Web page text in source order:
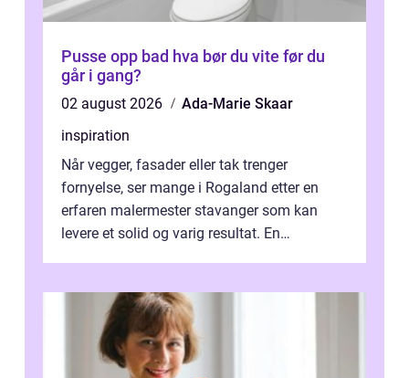
Pusse opp bad hva bør du vite før du
går i gang?
02 august 2026
Ada-Marie Skaar
inspiration
Når vegger, fasader eller tak trenger
fornyelse, ser mange i Rogaland etter en
erfaren malermester stavanger som kan
levere et solid og varig resultat. En